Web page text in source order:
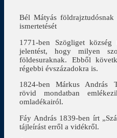
Bél Mátyás
ismertetését
1771-ben Szögliget
jelentést, hogy milyen
földesuraknak. Ebből
régebbi évszázadokra is.
1824-ben Márkus András
rövid mondatban
omladékairól.
Fáy András 1839-ben írt
tájleírást erről a vidékről.